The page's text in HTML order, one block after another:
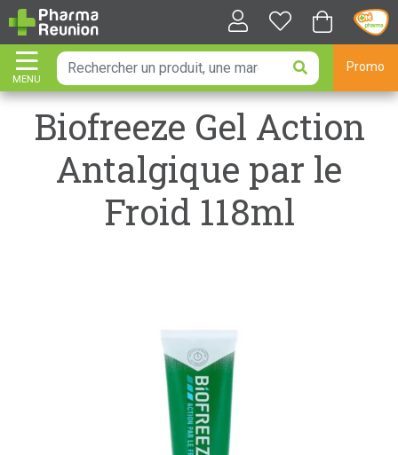
MENU
AFFICHER LA NAVIGATION
Promo
Biofreeze Gel Action
Antalgique par le
Froid 118ml